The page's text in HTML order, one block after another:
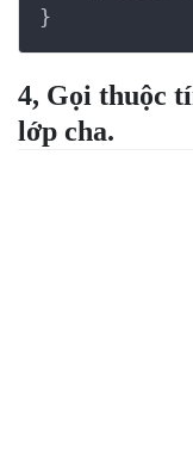
4, Gọi thuộc
lớp cha.